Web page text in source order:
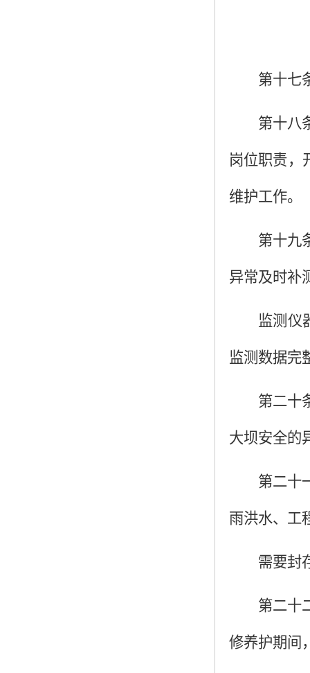
第十七
第十八
岗位职责，
维护工作。
第十九
异常及时补
监测仪
监测数据完
第二十
大坝安全的
第二十
雨洪水、工
需要封
第二十
修养护期间